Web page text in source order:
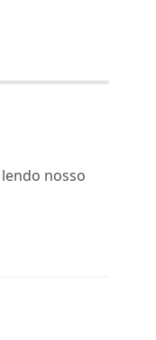
nosso